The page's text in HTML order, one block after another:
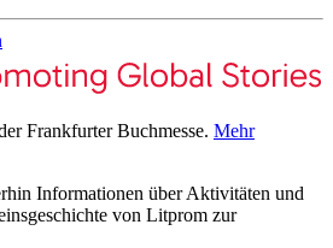
Frankfurter Buchmesse. Mehr
Informationen über Aktivitäten und
von Litprom zur